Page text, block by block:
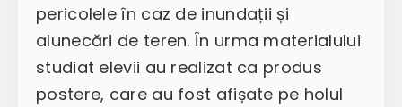
pericolele în caz de inundații și
alunecări de teren. În urma materialului
studiat elevii au realizat ca produs
postere, care au fost afișate pe holul